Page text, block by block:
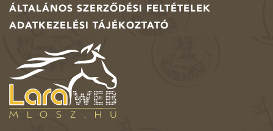
ÁLTALÁNOS SZERZŐDÉSI FELTÉTELEK
ADATKEZELÉSI TÁJÉKOZTATÓ